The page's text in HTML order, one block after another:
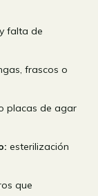
falta de
frascos o
placas de agar
esterilización
que